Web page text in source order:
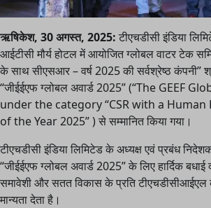
ऋषिकेश, 30 अगस्त, 2025: टीएचडीसी इंडिया
आईटीसी मौर्य होटल में आयोजित ग्लोबल वाटर टेक
के साथ सीएसआर – वर्ष 2025 की सर्वश्रेष्ठ कंपनी”
“जीईईएफ ग्लोबल अवार्ड 2025” (“The GEEF
under the category “CSR with a Human
of the Year 2025” ) से सम्मानित किया गया।
टीएचडीसी इंडिया लिमिटेड के अध्यक्ष एवं प्रबंध
“जीईईएफ ग्लोबल अवार्ड 2025” के लिए हार्दिक
समावेशी और सतत विकास के प्रति टीएचडीसीआईएल
मान्यता देता है।